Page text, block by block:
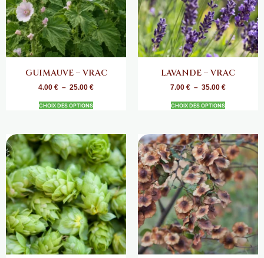
GUIMAUVE – VRAC
4.00 € – 25.00 €
CHOIX DES OPTIONS
LAVANDE – VRAC
7.00 € – 35.00 €
CHOIX DES OPTIONS